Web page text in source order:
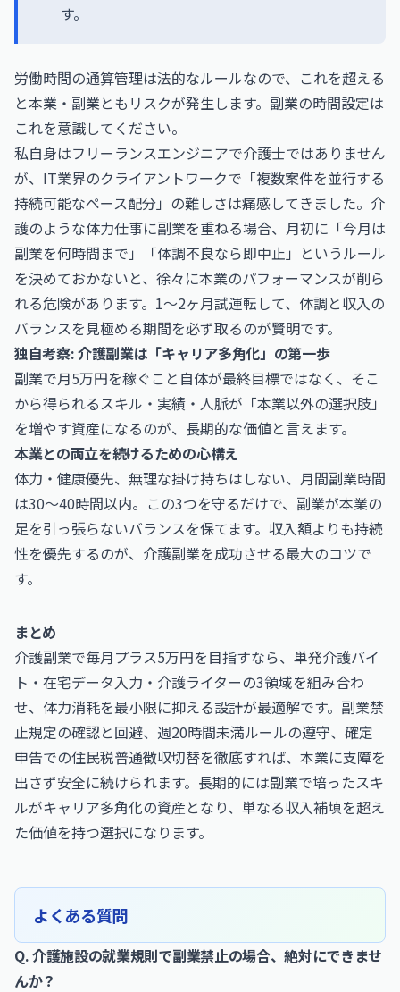
す。
労働時間の通算管理は法的なルールなので、これを超える
と本業・副業ともリスクが発生します。副業の時間設定は
これを意識してください。
私自身はフリーランスエンジニアで介護士ではありません
が、IT業界のクライアントワークで「複数案件を並行する
持続可能なペース配分」の難しさは痛感してきました。介
護のような体力仕事に副業を重ねる場合、月初に「今月は
副業を何時間まで」「体調不良なら即中止」というルール
を決めておかないと、徐々に本業のパフォーマンスが削ら
れる危険があります。1〜2ヶ月試運転して、体調と収入の
バランスを見極める期間を必ず取るのが賢明です。
独自考察: 介護副業は「キャリア多角化」の第一歩
副業で月5万円を稼ぐこと自体が最終目標ではなく、そこ
から得られるスキル・実績・人脈が「本業以外の選択肢」
を増やす資産になるのが、長期的な価値と言えます。
本業との両立を続けるための心構え
体力・健康優先、無理な掛け持ちはしない、月間副業時間
は30〜40時間以内。この3つを守るだけで、副業が本業の
足を引っ張らないバランスを保てます。収入額よりも持続
性を優先するのが、介護副業を成功させる最大のコツで
す。
まとめ
介護副業で毎月プラス5万円を目指すなら、単発介護バイ
ト・在宅データ入力・介護ライターの3領域を組み合わ
せ、体力消耗を最小限に抑える設計が最適解です。副業禁
止規定の確認と回避、週20時間未満ルールの遵守、確定
申告での住民税普通徴収切替を徹底すれば、本業に支障を
出さず安全に続けられます。長期的には副業で培ったスキ
ルがキャリア多角化の資産となり、単なる収入補填を超え
た価値を持つ選択になります。
よくある質問
Q. 介護施設の就業規則で副業禁止の場合、絶対にできませ
んか？